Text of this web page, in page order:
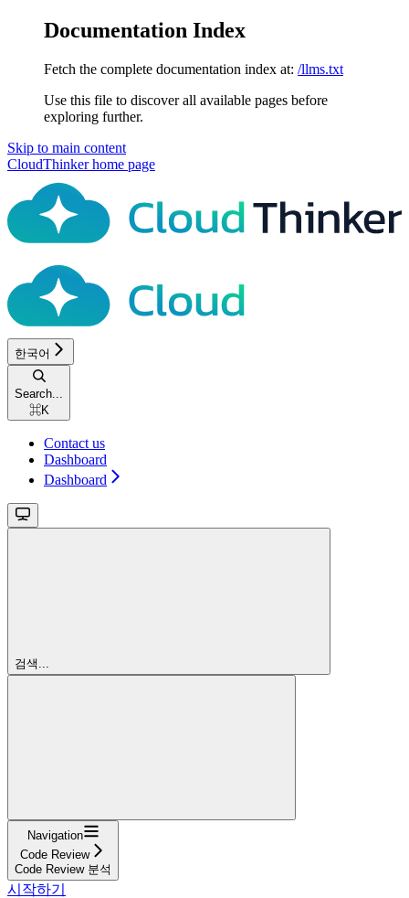
Documentation Index
Fetch the complete documentation index at: /llms.txt
Use this file to discover all available pages before
exploring further.
Skip to main content
CloudThinkerhome page
한국어
Search...
⌘K
Contact us
Dashboard
Dashboard
검색...
Navigation
Code Review
Code Review 분석
시작하기